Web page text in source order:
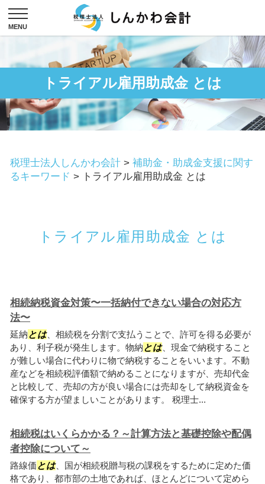
トライアル雇用助成金 とは
税理士法人しんかわ会計 > 補助金・助成金支援に関す
るキーワード > トライアル雇用助成金 とは
トライアル雇用助成金 とは
相続納税資金対策〜一括納付できない場合の対応方
法〜
延納 とは、相続税を分割で支払うことで、許可を得る必要が
あり、利子税が発生します。物納 とは、現金で納税すること
が難しい場合に代わりに物で納税することをいいます。不動
産などを相続税評価額で納めることになりますが、売却代金
と比較して、売却の方が良い場合には売却をして納税資金を
確保する方が望ましいことがあります。 税理士...
相続税はいくらかかる？～計算方法と基礎控除や配偶
者控除について～
路線価 とは、国が相続税贈与税の課税をするために定めた価
格であり、都市部の土地であれば、ほとんどについて定めら